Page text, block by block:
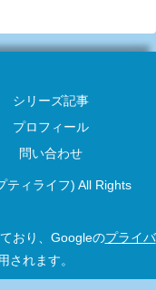
シリーズ記事
プロフィール
問い合わせ
ィライフ) All Rights
おり、Googleのプライバ
されます。